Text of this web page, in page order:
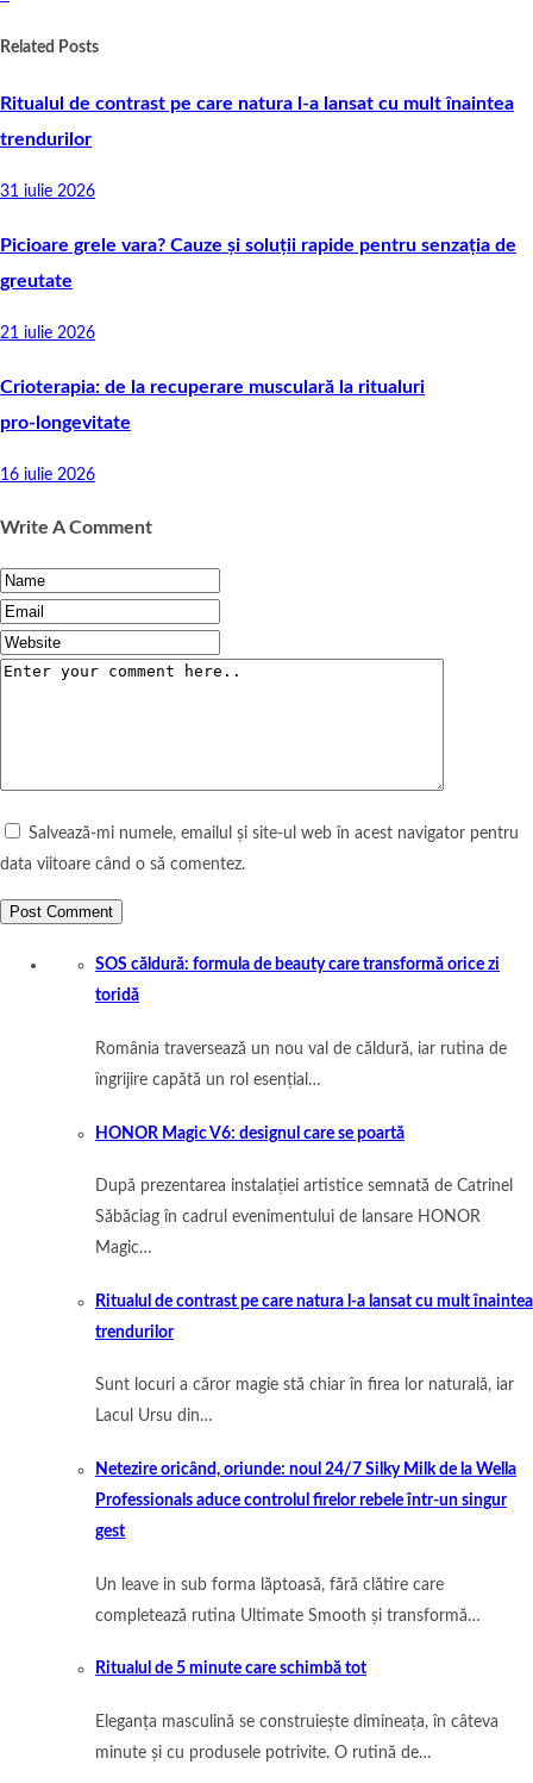
Related Posts
Ritualul de contrast pe care natura l-a lansat cu mult înaintea
trendurilor
31 iulie 2026
Picioare grele vara? Cauze și soluții rapide pentru senzația de
greutate
21 iulie 2026
Crioterapia: de la recuperare musculară la ritualuri
pro‑longevitate
16 iulie 2026
Write A Comment
Salvează-mi numele, emailul și site-ul web în acest navigator pentru
data viitoare când o să comentez.
SOS căldură: formula de beauty care transformă orice zi
toridă
România traversează un nou val de căldură, iar rutina de
îngrijire capătă un rol esențial…
HONOR Magic V6: designul care se poartă
După prezentarea instalației artistice semnată de Catrinel
Săbăciag în cadrul evenimentului de lansare HONOR
Magic…
Ritualul de contrast pe care natura l-a lansat cu mult înaintea
trendurilor
Sunt locuri a căror magie stă chiar în firea lor naturală, iar
Lacul Ursu din…
Netezire oricând, oriunde: noul 24/7 Silky Milk de la Wella
Professionals aduce controlul firelor rebele într-un singur
gest
Un leave in sub forma lăptoasă, fără clătire care
completează rutina Ultimate Smooth și transformă…
Ritualul de 5 minute care schimbă tot
Eleganța masculină se construiește dimineața, în câteva
minute și cu produsele potrivite. O rutină de…